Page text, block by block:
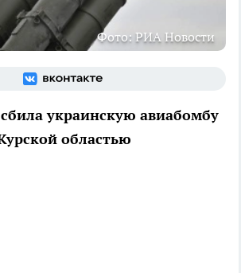
Фото: РИА Новости
украинскую авиабомбу
областью